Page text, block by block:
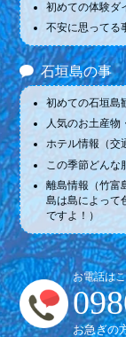
初めての体験ダ
不安に思ってる
石垣島の事
初めての石垣島
人気のお土産物
ホテル情報（交
この季節どんな
離島情報（竹富
島は島によって
ですよ！）
お電話は
お急ぎの